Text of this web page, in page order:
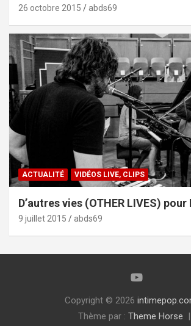
26 octobre 2015 abds69
ACTUALITÉ VIDÉOS LIVE, CLIPS
D’autres vies (OTHER LIVES)
9 juillet 2015 abds69
Copyright © 2026
Thème par : Theme Horse